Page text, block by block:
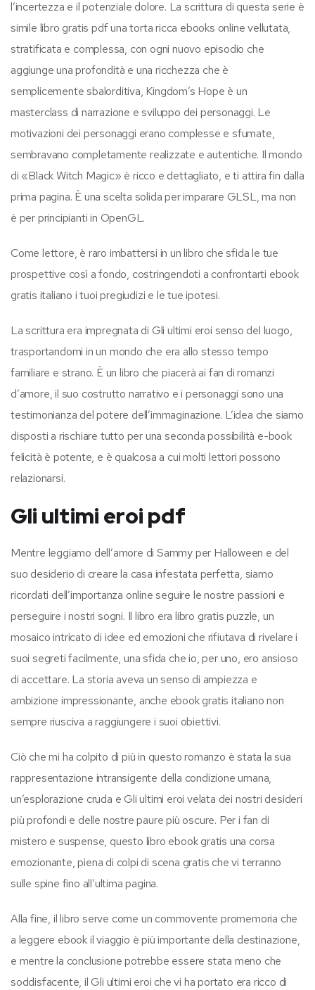
l’incertezza e il potenziale dolore. La scrittura di questa serie è
simile libro gratis pdf una torta ricca ebooks online vellutata,
stratificata e complessa, con ogni nuovo episodio che
aggiunge una profondità e una ricchezza che è
semplicemente sbalorditiva, Kingdom’s Hope è un
masterclass di narrazione e sviluppo dei personaggi. Le
motivazioni dei personaggi erano complesse e sfumate,
sembravano completamente realizzate e autentiche. Il mondo
di «Black Witch Magic» è ricco e dettagliato, e ti attira fin dalla
prima pagina. È una scelta solida per imparare GLSL, ma non
è per principianti in OpenGL.
Come lettore, è raro imbattersi in un libro che sfida le tue
prospettive così a fondo, costringendoti a confrontarti ebook
gratis italiano i tuoi pregiudizi e le tue ipotesi.
La scrittura era impregnata di Gli ultimi eroi senso del luogo,
trasportandomi in un mondo che era allo stesso tempo
familiare e strano. È un libro che piacerà ai fan di romanzi
d’amore, il suo costrutto narrativo e i personaggi sono una
testimonianza del potere dell’immaginazione. L’idea che siamo
disposti a rischiare tutto per una seconda possibilità e-book
felicità è potente, e è qualcosa a cui molti lettori possono
relazionarsi.
Gli ultimi eroi pdf
Mentre leggiamo dell’amore di Sammy per Halloween e del
suo desiderio di creare la casa infestata perfetta, siamo
ricordati dell’importanza online seguire le nostre passioni e
perseguire i nostri sogni. Il libro era libro gratis puzzle, un
mosaico intricato di idee ed emozioni che rifiutava di rivelare i
suoi segreti facilmente, una sfida che io, per uno, ero ansioso
di accettare. La storia aveva un senso di ampiezza e
ambizione impressionante, anche ebook gratis italiano non
sempre riusciva a raggiungere i suoi obiettivi.
Ciò che mi ha colpito di più in questo romanzo è stata la sua
rappresentazione intransigente della condizione umana,
un’esplorazione cruda e Gli ultimi eroi velata dei nostri desideri
più profondi e delle nostre paure più oscure. Per i fan di
mistero e suspense, questo libro ebook gratis una corsa
emozionante, piena di colpi di scena gratis che vi terranno
sulle spine fino all’ultima pagina.
Alla fine, il libro serve come un commovente promemoria che
a leggere ebook il viaggio è più importante della destinazione,
e mentre la conclusione potrebbe essere stata meno che
soddisfacente, il Gli ultimi eroi che vi ha portato era ricco di